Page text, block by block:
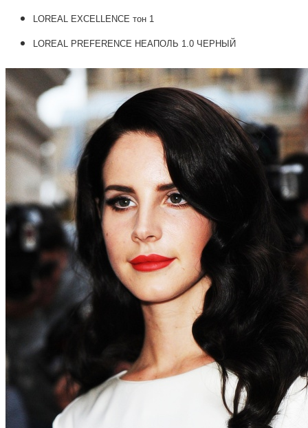
LOREAL EXCELLENCE тон 1
LOREAL PREFERENCE НЕАПОЛЬ 1.0 ЧЕРНЫЙ